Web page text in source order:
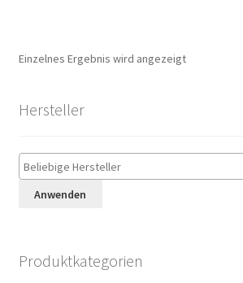
Einzelnes Ergebnis wird angezeigt
Hersteller
Anwenden
Produktkategorien